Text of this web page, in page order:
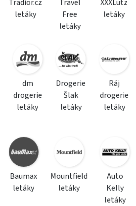
Tradior.cz
letáky
Travel
Free
letáky
XXXLutz
letáky
dm
drogerie
letáky
Drogerie
Šlak
letáky
Ráj
drogerie
letáky
Baumax
letáky
Mountfield
letáky
Auto
Kelly
letáky